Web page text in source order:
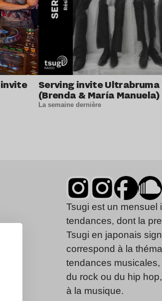
invite Serving invite Ultrabruma
(Brenda & María Manuela)
La semaine dernière
Tsugi est un mensuel
tendances, dont la
Tsugi en japonais
correspond à la
tendances
du rock ou du hip
à la musique.